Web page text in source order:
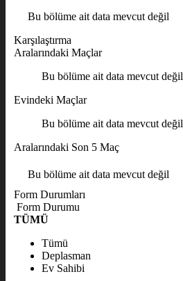
Bu bölüme ait data mevcut değil
Karşılaştırma
Aralarındaki Maçlar
Bu bölüme ait data mevcut değil
Evindeki Maçlar
Bu bölüme ait data mevcut değil
Aralarındaki Son 5 Maç
Bu bölüme ait data mevcut değil
Form Durumları
Form Durumu
TÜMÜ
Tümü
Deplasman
Ev Sahibi